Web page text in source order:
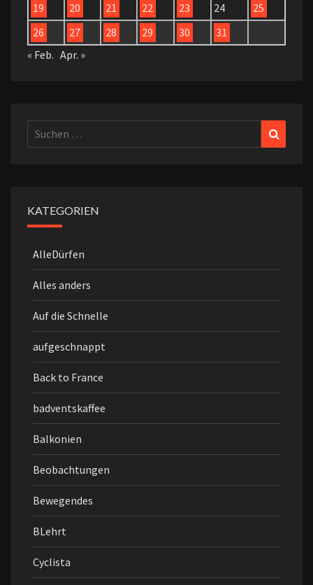
19
20 21 22 23 24
25
26
27 28 29 30
31
« Feb. Apr. »
Suchen
nach:
KATEGORIEN
AlleDürfen
Alles anders
Auf die Schnelle
aufgeschnappt
Back to France
badventskaffee
Balkonien
Beobachtungen
Bewegendes
BLehrt
Cyclista